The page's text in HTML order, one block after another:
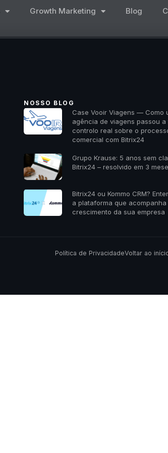
Growth Marketing Blog
NOSSO BLOG
Case Vooir Viagens — Como
agência de viagens passou a
controlo real sobre o
comercial com Bitrix24
Grupo Krause: 5 anos sem
Bitrix24 – resolvido em 3
Bitrix24 ou Kommo CRM?
a plataforma que acompanha
crescimento da sua empresa
Política de PrivacidadeVoltar ao